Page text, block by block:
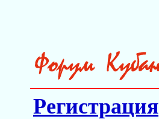
Регистрация